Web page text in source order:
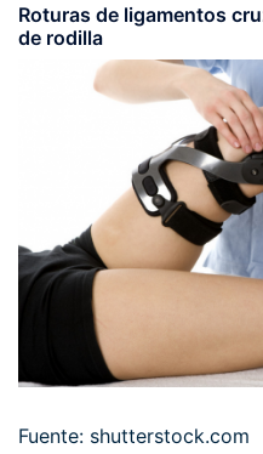
Roturas de ligamentos
de rodilla
Fuente: shutterstock.com